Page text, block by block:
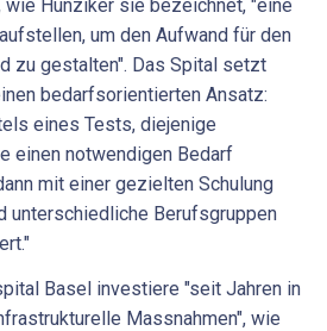
Hunziker sie bezeichnet, "eine
um den Aufwand für den
zu gestalten". Das Spital setzt
bedarfsorientierten Ansatz:
eines Tests, diejenige
einen notwendigen Bedarf
mit einer gezielten Schulung
unterschiedliche Berufsgruppen
Basel investiere "seit Jahren in
Massnahmen", wie